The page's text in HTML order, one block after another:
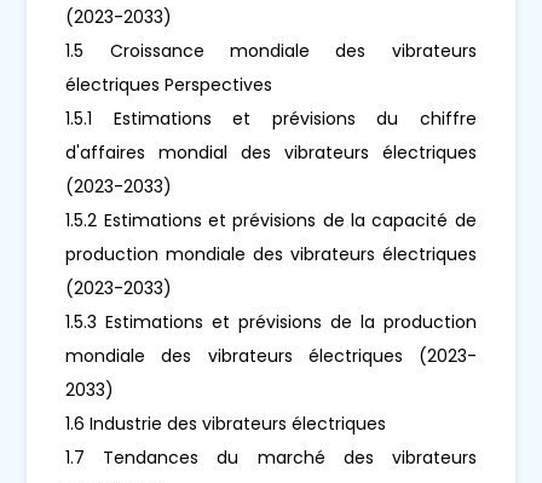
(2023-2033)
1.5 Croissance mondiale des vibrateurs
électriques Perspectives
1.5.1 Estimations et prévisions du chiffre
d'affaires mondial des vibrateurs électriques
(2023-2033)
1.5.2 Estimations et prévisions de la capacité de
production mondiale des vibrateurs électriques
(2023-2033)
1.5.3 Estimations et prévisions de la production
mondiale des vibrateurs électriques (2023-
2033)
1.6 Industrie des vibrateurs électriques
1.7 Tendances du marché des vibrateurs